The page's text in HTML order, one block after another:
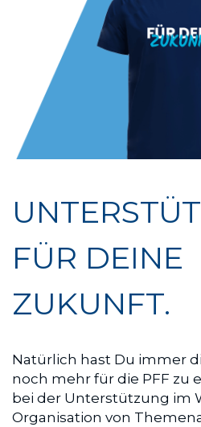
FÜR DEINE
ZUKUNFT.
Natürlich hast Du immer
noch mehr für die PFF zu
bei der Unterstützung im
Organisation von